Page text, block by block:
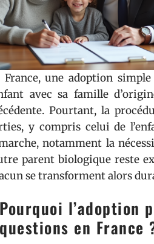
France, une adoption
avec sa famille
Pourtant, la
y compris celui de
notamment la
parent biologique reste
se transforment alors
Pourquoi l’adoption
questions en France